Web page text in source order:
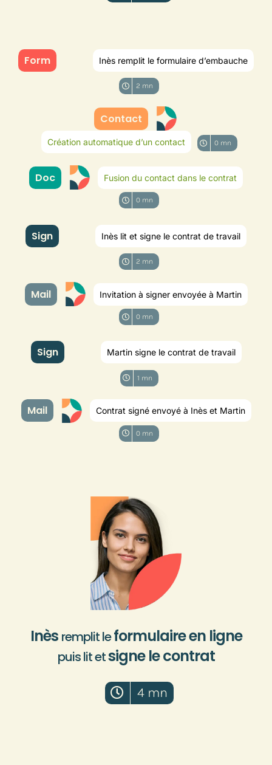
Form Inès remplit le formulaire d’embauche
2 mn
Contact
Création automatique d’un contact 0 mn
Doc Fusion du contact dans le contrat
0 mn
Sign Inès lit et signe le contrat de travail
2 mn
Mail Invitation à signer envoyée à Martin
0 mn
Sign Martin signe le contrat de travail
1 mn
Mail Contrat signé envoyé à Inès et Martin
0 mn
Inès remplit leformulaire en ligne
puis lit etsigne le contrat
4 mn